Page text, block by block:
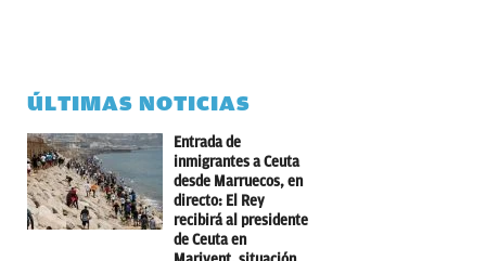
ÚLTIMAS NOTICIAS
Entrada de
inmigrantes a Ceuta
desde Marruecos, en
directo: El Rey
recibirá al presidente
de Ceuta en